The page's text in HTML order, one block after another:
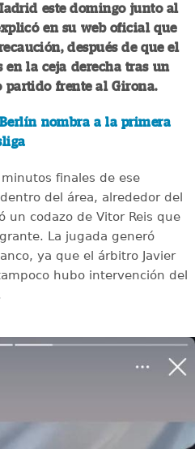
este domingo junto al
en su web oficial que
después de que el
en la ceja derecha tras un
frente al Girona.
nombra a la primera
finales de ese
del área, alrededor del
un codazo de Vitor Reis que
La jugada generó
ya que el árbitro Javier
hubo intervención del